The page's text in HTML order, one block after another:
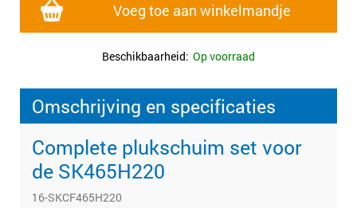
Voeg toe aan winkelmandje
Beschikbaarheid: Op voorraad
Omschrijving en specificaties
Complete plukschuim set voor
de SK465H220
16-SKCF465H220